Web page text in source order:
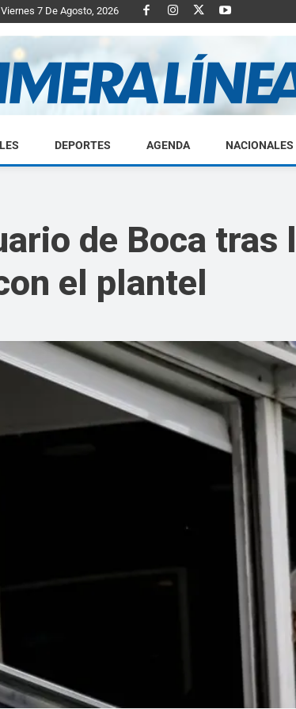
Viernes 7 De Agosto, 2026
Diario
Primera
Linea
DEPORTES AGENDA NACIONALES
de Boca tras
el plantel